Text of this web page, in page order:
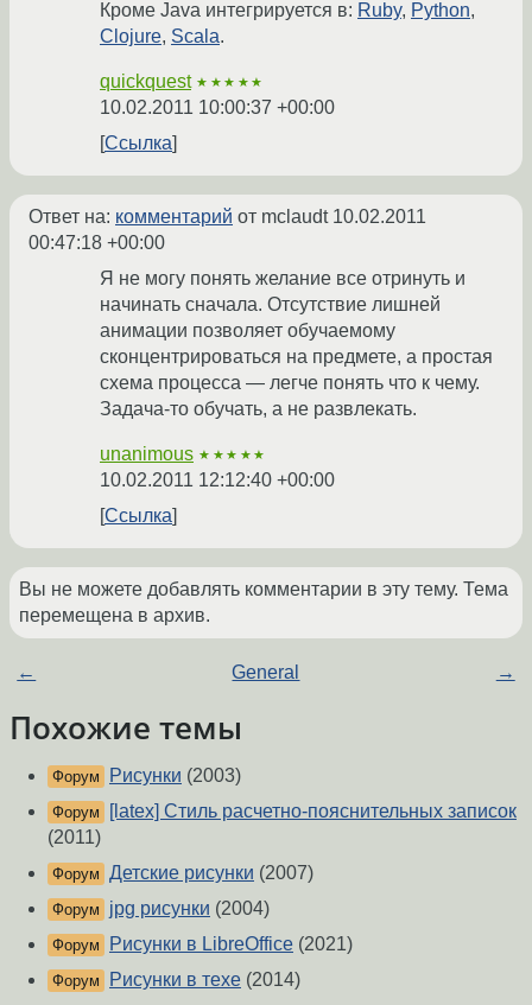
Кроме Java интегрируется в: Ruby, Python,
Clojure, Scala.
quickquest ★★★★★
10.02.2011 10:00:37 +00:00
Ссылка
Ответ на: комментарий от mclaudt 10.02.2011
00:47:18 +00:00
Я не могу понять желание все отринуть и
начинать сначала. Отсутствие лишней
анимации позволяет обучаемому
сконцентрироваться на предмете, а простая
схема процесса — легче понять что к чему.
Задача-то обучать, а не развлекать.
unanimous ★★★★★
10.02.2011 12:12:40 +00:00
Ссылка
Вы не можете добавлять комментарии в эту тему. Тема
перемещена в архив.
← General →
Похожие темы
Форум Рисунки (2003)
Форум
[latex] Стиль расчетно-пояснительных записок
(2011)
Форум Детские рисунки (2007)
Форум jpg рисунки (2004)
Форум Рисунки в LibreOffice (2021)
Форум Рисунки в техе (2014)